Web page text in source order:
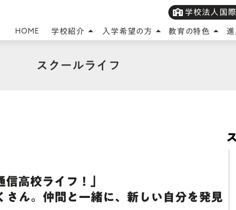
スクールライフ
高校ライフ！」
ん。仲間と一緒に、新しい自分を発見
学校法人国
学校紹介 arrow_drop_up 入学希望の方 arrow_drop_up 教育の特色 arrow_drop_up
HOME